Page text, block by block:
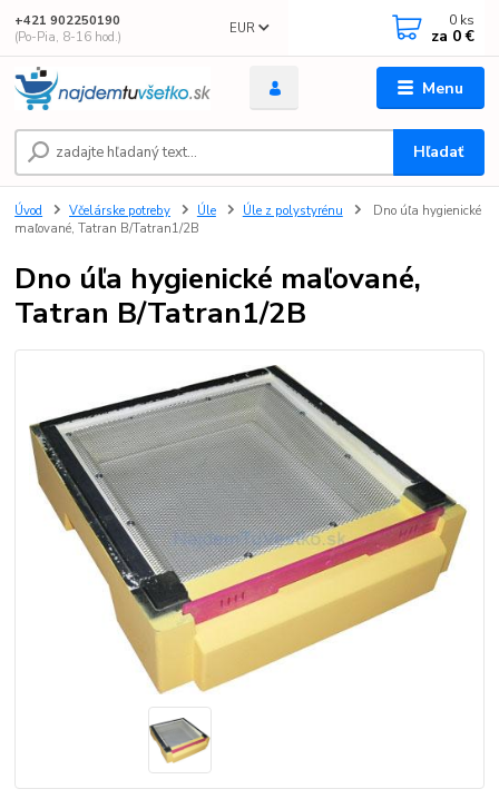
Menu
EUR
Hľadať
+421 902250190
(Po-Pia, 8-16 hod.)
0 ks
za 0 €
Úvod Včelárske potreby Úle Úle z polystyrénu
Dno úľa hygienické
maľované, Tatran B/Tatran1/2B
Dno úľa hygienické maľované,
Tatran B/Tatran1/2B